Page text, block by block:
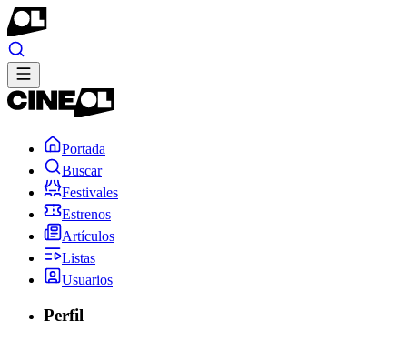
Portada
Buscar
Festivales
Estrenos
Artículos
Listas
Usuarios
Perfil